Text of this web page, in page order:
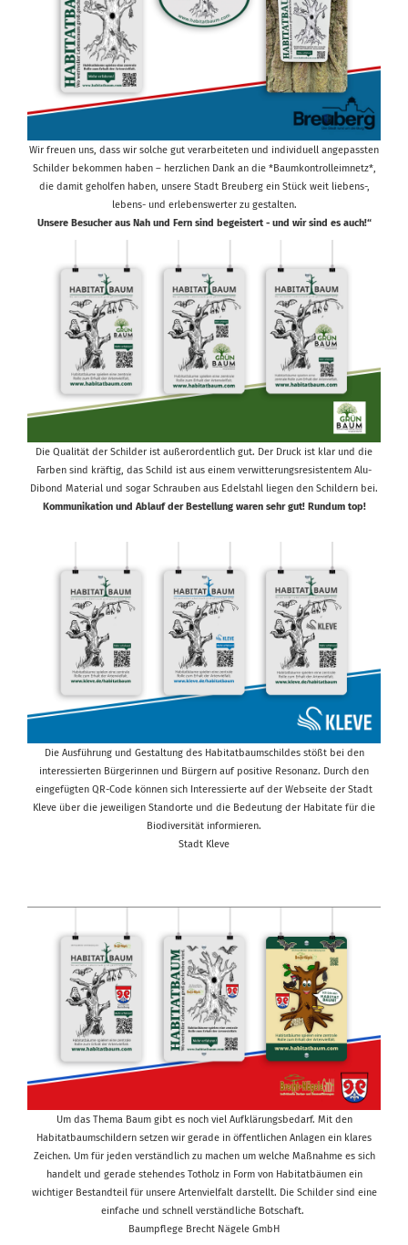
Wir freuen uns, dass wir solche gut verarbeiteten und individuell angepassten
Schilder bekommen haben – herzlichen Dank an die *Baumkontrolleimnetz*,
die damit geholfen haben, unsere Stadt Breuberg ein Stück weit liebens-,
lebens- und erlebenswerter zu gestalten.
Unsere Besucher aus Nah und Fern sind begeistert - und wir sind es auch!“
Die Qualität der Schilder ist außerordentlich gut. Der Druck ist klar und die
Farben sind kräftig, das Schild ist aus einem verwitterungsresistentem Alu-
Dibond Material und sogar Schrauben aus Edelstahl liegen den Schildern bei.
Kommunikation und Ablauf der Bestellung waren sehr gut! Rundum top!
Die Ausführung und Gestaltung des Habitatbaumschildes stößt bei den
interessierten Bürgerinnen und Bürgern auf positive Resonanz. Durch den
eingefügten QR-Code können sich Interessierte auf der Webseite der Stadt
Kleve über die jeweiligen Standorte und die Bedeutung der Habitate für die
Biodiversität informieren.
Stadt Kleve
Um das Thema Baum gibt es noch viel Aufklärungsbedarf. Mit den
Habitatbaumschildern setzen wir gerade in öffentlichen Anlagen ein klares
Zeichen. Um für jeden verständlich zu machen um welche Maßnahme es sich
handelt und gerade stehendes Totholz in Form von Habitatbäumen ein
wichtiger Bestandteil für unsere Artenvielfalt darstellt. Die Schilder sind eine
einfache und schnell verständliche Botschaft.
Baumpflege Brecht Nägele GmbH